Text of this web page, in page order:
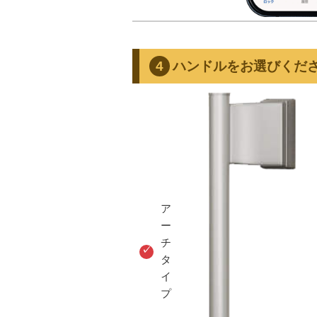
ハンドルをお選びくだ
ア
ー
チ
タ
イ
プ